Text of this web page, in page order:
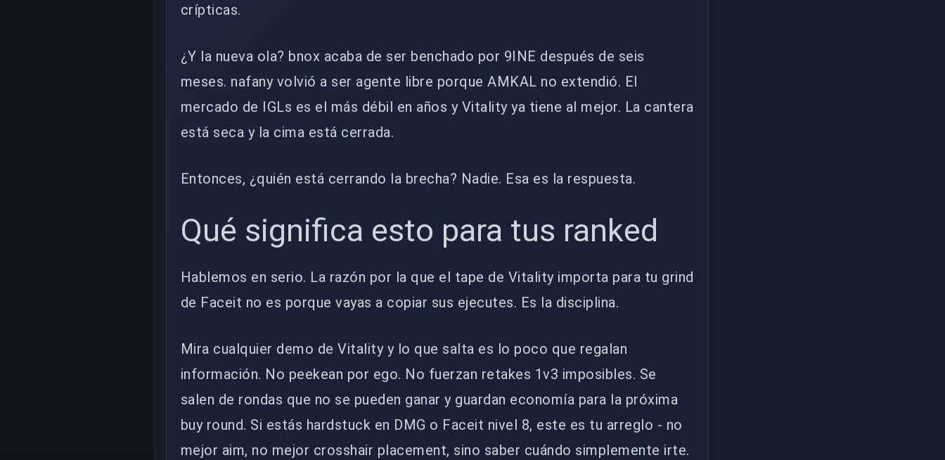
crípticas.
¿Y la nueva ola? bnox acaba de ser benchado por 9INE después de seis
meses. nafany volvió a ser agente libre porque AMKAL no extendió. El
mercado de IGLs es el más débil en años y Vitality ya tiene al mejor. La cantera
está seca y la cima está cerrada.
Entonces, ¿quién está cerrando la brecha? Nadie. Esa es la respuesta.
Qué significa esto para tus ranked
Hablemos en serio. La razón por la que el tape de Vitality importa para tu grind
de Faceit no es porque vayas a copiar sus ejecutes. Es la disciplina.
Mira cualquier demo de Vitality y lo que salta es lo poco que regalan
información. No peekean por ego. No fuerzan retakes 1v3 imposibles. Se
salen de rondas que no se pueden ganar y guardan economía para la próxima
buy round. Si estás hardstuck en DMG o Faceit nivel 8, este es tu arreglo - no
mejor aim, no mejor crosshair placement, sino saber cuándo simplemente irte.